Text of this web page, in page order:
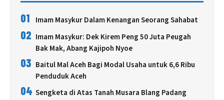
01 Imam Masykur Dalam Kenangan Seorang Sahabat
02 Imam Masykur: Dek Kirem Peng 50 Juta Peugah
Bak Mak, Abang Kajipoh Nyoe
03 Baitul Mal Aceh Bagi Modal Usaha untuk 6,6 Ribu
Penduduk Aceh
04 Sengketa di Atas Tanah Musara Blang Padang